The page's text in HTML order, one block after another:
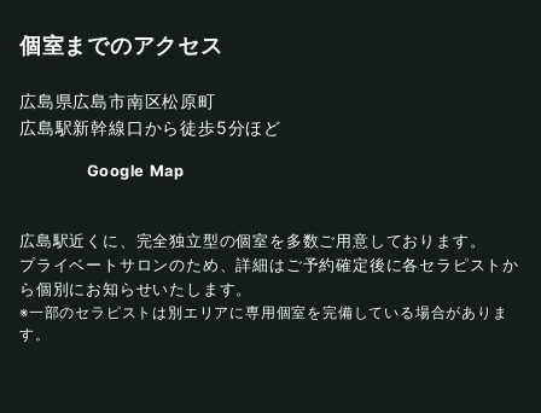
個室までのアクセス
広島県広島市南区松原町
広島駅新幹線口から徒歩5分ほど
Google Map
広島駅近くに、完全独立型の個室を多数ご用意しております。
プライベートサロンのため、詳細はご予約確定後に各セラピストか
ら個別にお知らせいたします。
※一部のセラピストは別エリアに専用個室を完備している場合がありま
す。